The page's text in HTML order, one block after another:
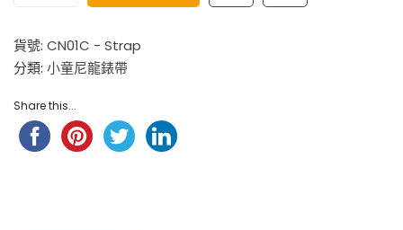
貨號: CN01C - Strap
分類: 小童尼龍錶帶
Share this...